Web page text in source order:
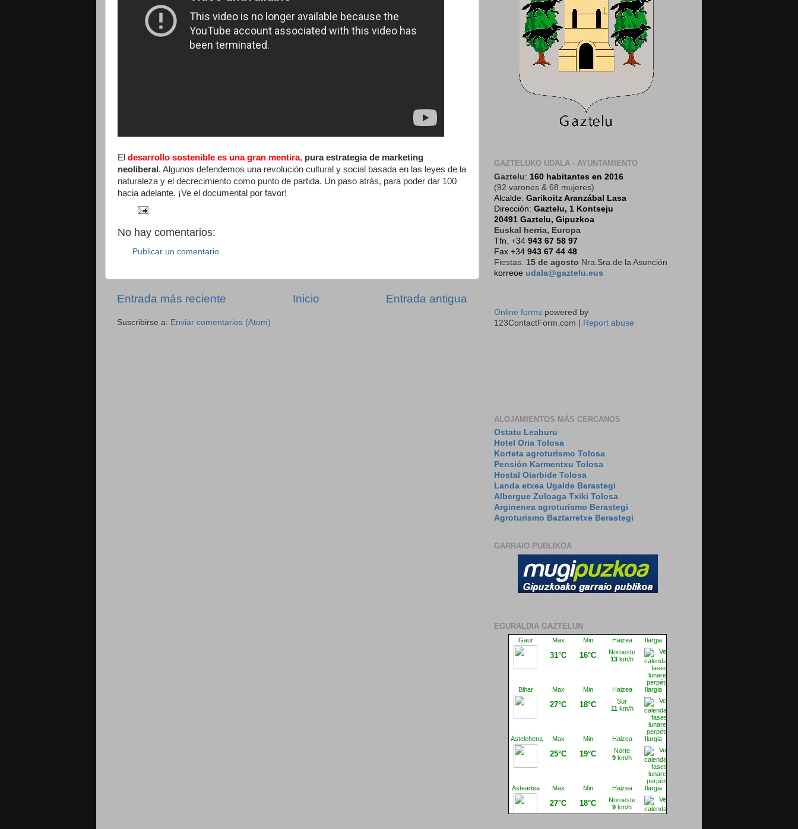
El desarrollo sostenible es una gran mentira, pura estrategia de marketing
neoliberal . Algunos defendemos una revolución cultural y social basada en las leyes de la
naturaleza y el decrecimiento como punto de partida. Un paso atrás, para poder dar 100
hacia adelante. ¡Ve el documental por favor!
No hay comentarios:
Publicar un comentario
Entrada más reciente Entrada antigua
Inicio
Suscribirse a: Enviar comentarios (Atom)
GAZTELUKO UDALA - AYUNTAMIENTO
Gaztelu: 160 habitantes en 2016
(92 varones & 68 mujeres)
Alcalde: Garikoitz Aranzábal Lasa
Dirección: Gaztelu, 1 Kontseju
20491 Gaztelu, Gipuzkoa
Euskal herria, Europa
Tfn. +34 943 67 58 97
Fax +34 943 67 44 48
Fiestas: 15 de agosto Nra.Sra.de la Asunción
korreoe udala@gaztelu.eus
Online forms powered by
123ContactForm.com |
Report abuse
ALOJAMIENTOS MÁS CERCANOS
Ostatu Leaburu
Hotel Oria Tolosa
Korteta agroturismo Tolosa
Pensión Karmentxu Tolosa
Hostal Oiarbide Tolosa
Landa etxea Ugalde Berastegi
Albergue Zuloaga Txiki Tolosa
Arginenea agroturismo Berastegi
Agroturismo Baztarretxe Berastegi
GARRAIO PUBLIKOA
EGURALDIA GAZTELUN